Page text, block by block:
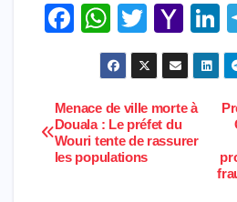
F
e
b
o
W
h
at
s
A
p
T
wi
tt
er
Y
a
h
o
o
n
k
e
n
Navigation
de
Menace de ville morte à
Douala : Le préfet du
Wouri tente de rassurer
les populations